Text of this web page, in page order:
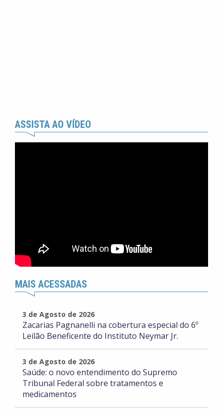
ASSISTA AO VÍDEO
MAIS ACESSADAS
3 de Agosto de 2026
Zacarias Pagnanelli na cobertura especial do 6º
Leilão Beneficente do Instituto Neymar Jr.
3 de Agosto de 2026
Saúde: o novo entendimento do Supremo
Tribunal Federal sobre tratamentos e
medicamentos